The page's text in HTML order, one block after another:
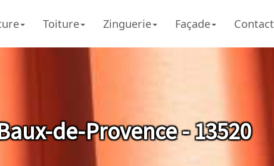
Toiture Zinguerie Façade Contact
de-Provence - 13520